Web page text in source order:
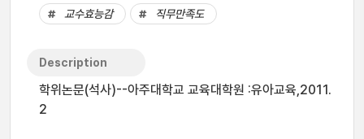
교수효능감 직무만족도
Description
학위논문(석사)--아주대학교 교육대학원 :유아교육,2011.
2